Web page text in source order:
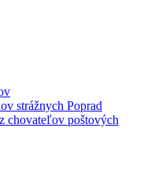
strážnych Poprad
chovateľov poštových